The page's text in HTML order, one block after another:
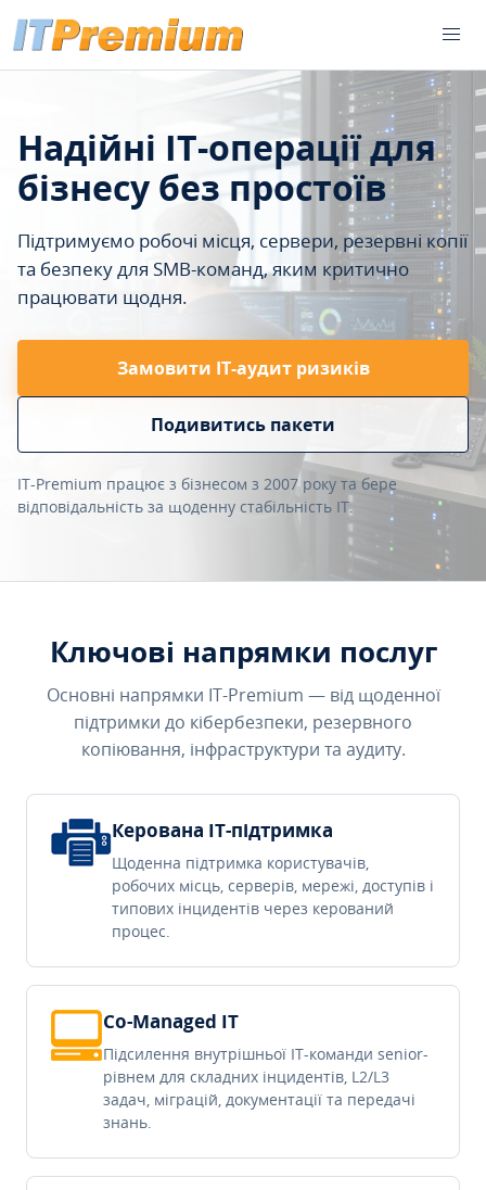
Надійні IT-операції для
бізнесу без простоїв
Підтримуємо робочі місця, сервери, резервні копії
та безпеку для SMB-команд, яким критично
працювати щодня.
Замовити ІТ-аудит ризиків
Подивитись пакети
IT-Premium працює з бізнесом з 2007 року та бере
відповідальність за щоденну стабільність IT.
Ключові напрямки послуг
Основні напрямки IT-Premium — від щоденної
підтримки до кібербезпеки, резервного
копіювання, інфраструктури та аудиту.
Керована IT-підтримка
Щоденна підтримка користувачів,
робочих місць, серверів, мережі, доступів і
типових інцидентів через керований
процес.
Co-Managed IT
Підсилення внутрішньої IT-команди senior-
рівнем для складних інцидентів, L2/L3
задач, міграцій, документації та передачі
знань.